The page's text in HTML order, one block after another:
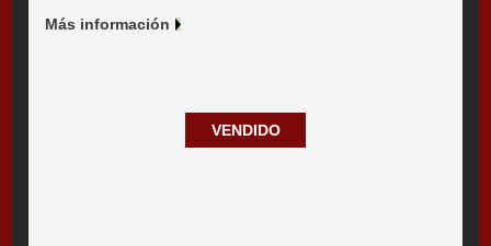
Más información
VENDIDO